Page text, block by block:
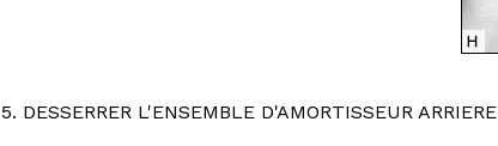
5. DESSERRER L'ENSEMBLE D'AMORTISSEUR ARRIERE